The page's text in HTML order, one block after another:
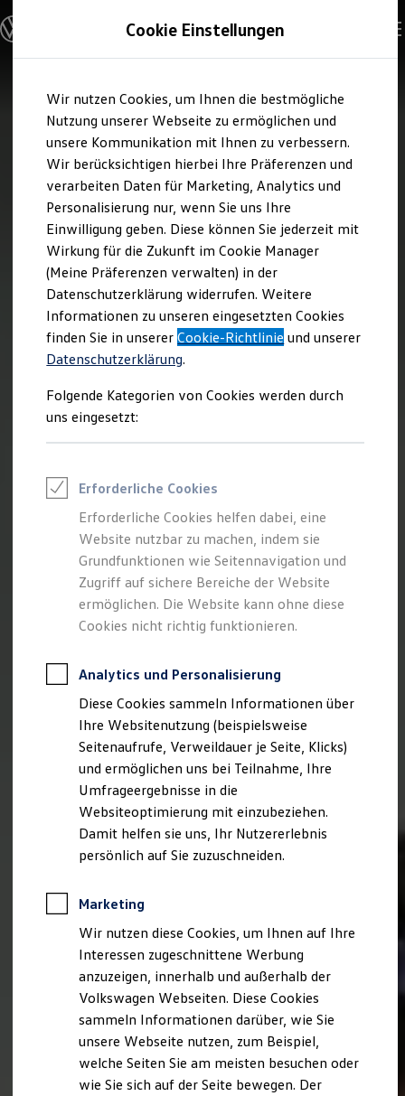
Hauptinhalt
springen
Footer
springen
Modelle und Konfigurator
Konfigurator
Modelle vergleichen
Elektroautos
ENERGY Sondermodelle
Nutzfahrzeuge
SUV und CUV
Familienautos
Kombis
Kompaktwagen
Sportwagen
Schnell verfügbare Fahrzeuge
Angebote und Produkte
Aktuelle Angebote
E-Auto-Förderung
Volkswagen Marktplatz
Die ENERGY Sondermodelle
Junge Gebrauchtwagen und Gebrauchtwagen
Volkswagen Zertifizierte Gebrauchtwagen
Elektromobilität bei Gebrauchtwagen
Saisonangebote
Reifenpakete
Leasing
Leasing-Angebote
Elektroauto Leasing
Kleinwagen-Leasing
Leasing ohne Anzahlung
Finanzierung
Autokredit mit Schlussrate
Versicherungen und Garantien
Kfz-Versicherung
Restschuldversicherungen
Garantien
Professional Class bei Volkswagen
Behörden
Direktkunden
Sonderfahrzeuge
Anpfiff zum Gewinn
Elektromobilität
Elektroautos
ID. Tutorials
Elektrofahrzeugkonzepte
ID. EVERY1
Reichweite
Rekuperation
Laden unterwegs
Laden Zuhause
Ladestationen finden
Ladezeitensimulator
Batterie
Sicherheit
Nachhaltigkeit
Technologie
Kosten und Kauf
Cookie Einstellungen
Wir nutzen Cookies, um Ihnen die bestmögliche
Nutzung unserer Webseite zu ermöglichen und
unsere Kommunikation mit Ihnen zu verbessern.
Wir berücksichtigen hierbei Ihre Präferenzen und
verarbeiten Daten für Marketing, Analytics und
Personalisierung nur, wenn Sie uns Ihre
Einwilligung geben. Diese können Sie jederzeit mit
Wirkung für die Zukunft im Cookie Manager
(Meine Präferenzen verwalten) in der
Datenschutzerklärung widerrufen. Weitere
Informationen zu unseren eingesetzten Cookies
finden Sie in unsererCookie-Richtlinie und unserer
Datenschutzerklärung.
Folgende Kategorien von Cookies werden durch
uns eingesetzt:
Erforderliche Cookies
Erforderliche Cookies helfen dabei, eine
Website nutzbar zu machen, indem sie
Grundfunktionen wie Seitennavigation und
Zugriff auf sichere Bereiche der Website
ermöglichen. Die Website kann ohne diese
Cookies nicht richtig funktionieren.
Analytics und Personalisierung
Diese Cookies sammeln Informationen über
Ihre Websitenutzung (beispielsweise
Seitenaufrufe, Verweildauer je Seite, Klicks)
und ermöglichen uns bei Teilnahme, Ihre
Umfrageergebnisse in die
Websiteoptimierung mit einzubeziehen.
Damit helfen sie uns, Ihr Nutzererlebnis
persönlich auf Sie zuzuschneiden.
Marketing
Wir nutzen diese Cookies, um Ihnen auf Ihre
Interessen zugeschnittene Werbung
anzuzeigen, innerhalb und außerhalb der
Volkswagen Webseiten. Diese Cookies
sammeln Informationen darüber, wie Sie
unsere Webseite nutzen, zum Beispiel,
welche Seiten Sie am meisten besuchen oder
wie Sie sich auf der Seite bewegen. Der